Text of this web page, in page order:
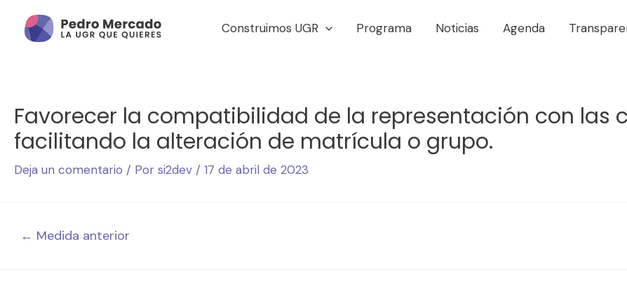
Construimos UGR Programa Noticias Agenda
Favorecer la compatibilidad de la representación con las
facilitando la alteración de matrícula o grupo.
Deja un comentario / Por si2dev / 17 de abril de 2023
← Medida anterior